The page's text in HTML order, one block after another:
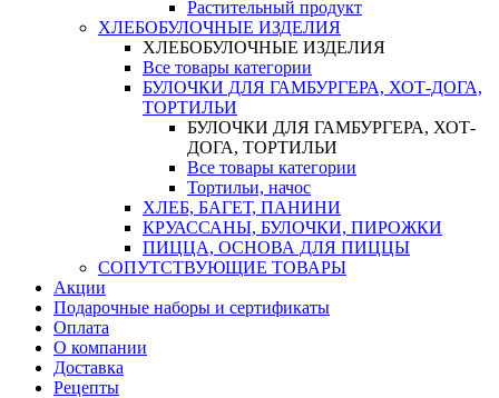
Растительный продукт
ХЛЕБОБУЛОЧНЫЕ ИЗДЕЛИЯ
ХЛЕБОБУЛОЧНЫЕ ИЗДЕЛИЯ
Все товары категории
БУЛОЧКИ ДЛЯ ГАМБУРГЕРА, ХОТ-ДОГА,
ТОРТИЛЬИ
БУЛОЧКИ ДЛЯ ГАМБУРГЕРА, ХОТ-
ДОГА, ТОРТИЛЬИ
Все товары категории
Тортильи, начос
ХЛЕБ, БАГЕТ, ПАНИНИ
КРУАССАНЫ, БУЛОЧКИ, ПИРОЖКИ
ПИЦЦА, ОСНОВА ДЛЯ ПИЦЦЫ
СОПУТСТВУЮЩИЕ ТОВАРЫ
Акции
Подарочные наборы и сертификаты
Оплата
О компании
Доставка
Рецепты